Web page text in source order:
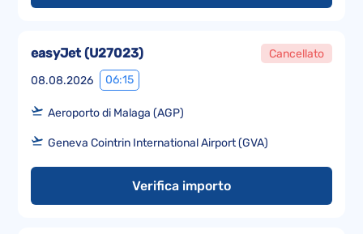
08.08.2026 06:15
easyJet(U27023) Cancellato
Aeroporto di Malaga (AGP)
Geneva Cointrin International Airport (GVA)
Verifica importo